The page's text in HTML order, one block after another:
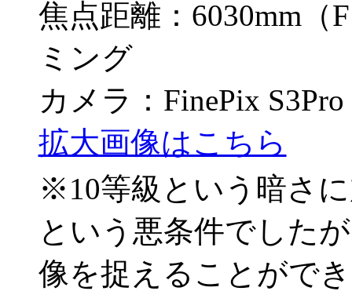
焦点距離：6030mm
ミング
カメラ：FinePix S3Pro
拡大画像はこちら
※10等級という暗さ
という悪条件でした
像を捉えることがで